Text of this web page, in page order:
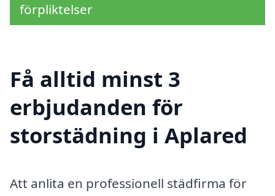
förpliktelser
Få alltid minst 3
erbjudanden för
storstädning i Aplared
Att anlita en professionell städfirma för